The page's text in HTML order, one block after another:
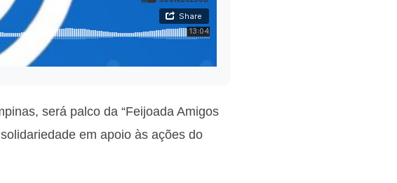
será palco da “Feijoada Amigos
em apoio às ações do